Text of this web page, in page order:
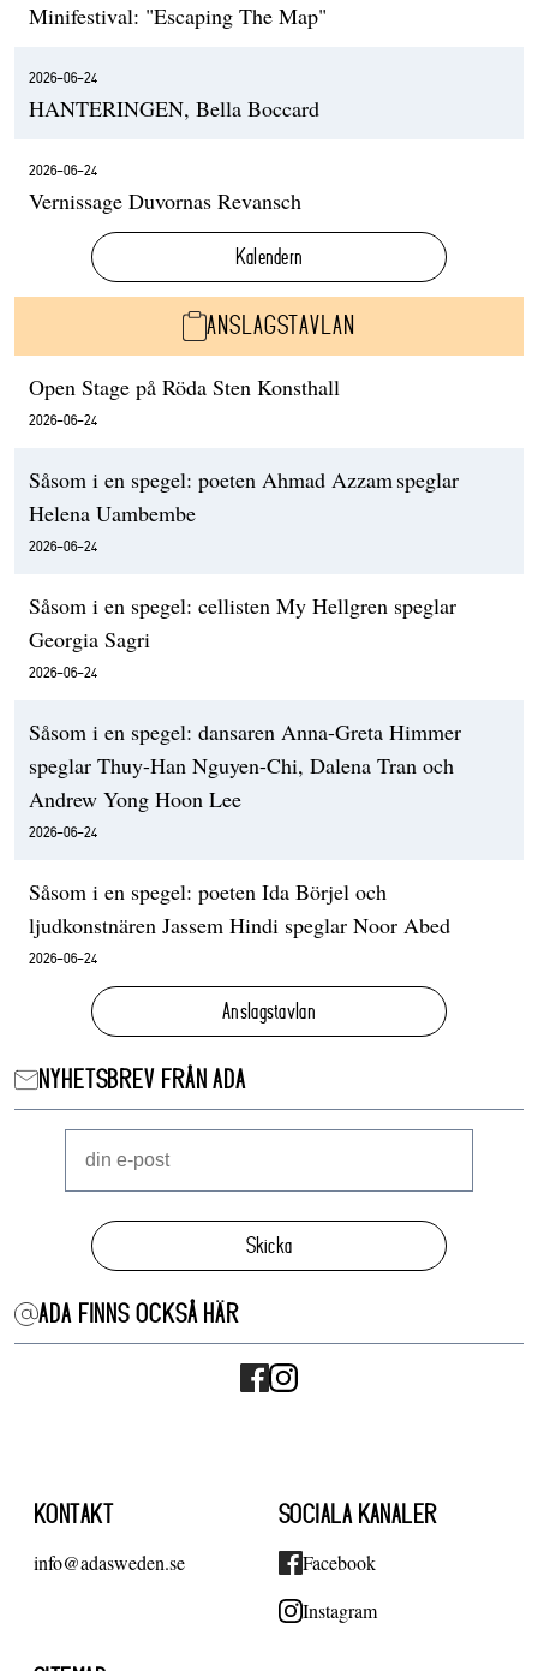
Minifestival: "Escaping The Map"
2026-06-24
HANTERINGEN, Bella Boccard
2026-06-24
Vernissage Duvornas Revansch
Kalendern
ANSLAGSTAVLAN
Open Stage på Röda Sten Konsthall
2026-06-24
Såsom i en spegel: poeten Ahmad Azzam speglar
Helena Uambembe
2026-06-24
Såsom i en spegel: cellisten My Hellgren speglar
Georgia Sagri
2026-06-24
Såsom i en spegel: dansaren Anna-Greta Himmer
speglar Thuy-Han Nguyen-Chi, Dalena Tran och
Andrew Yong Hoon Lee
2026-06-24
Såsom i en spegel: poeten Ida Börjel och
ljudkonstnären Jassem Hindi speglar Noor Abed
2026-06-24
Anslagstavlan
NYHETSBREV FRÅN ADA
Skicka
ADA FINNS OCKSÅ HÄR
KONTAKT
info@adasweden.se
SOCIALA KANALER
Facebook
Instagram